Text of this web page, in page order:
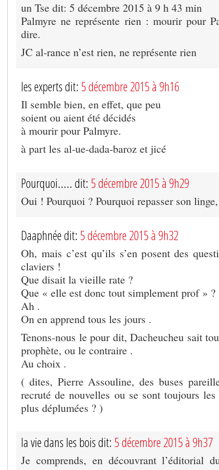
un Tse dit: 5 décembre 2015 à 9 h 43 min
Palmyre ne représente rien : mourir pour
dire.
JC al-rance n’est rien, ne représente rien
les experts dit: 5 décembre 2015 à 9h16
Il semble bien, en effet, que peu
soient ou aient été décidés
à mourir pour Palmyre.
à part les al-ue-dada-baroz et jicé
Pourquoi..... dit: 5 décembre 2015 à 9h29
Oui ! Pourquoi ? Pourquoi repasser son
Daaphnée dit: 5 décembre 2015 à 9h32
Oh, mais c’est qu’ils s’en posent des
claviers !
Que disait la vieille rate ?
Que « elle est donc tout simplement prof » ?
Ah .
On en apprend tous les jours .
Tenons-nous le pour dit, Dacheucheu sait
prophète, ou le contraire .
Au choix .
( dites, Pierre Assouline, des buses
recruté de nouvelles ou se sont toujours
plus déplumées ? )
la vie dans les bois dit: 5 décembre 2015 à 9h37
Je comprends, en découvrant l’éditorial